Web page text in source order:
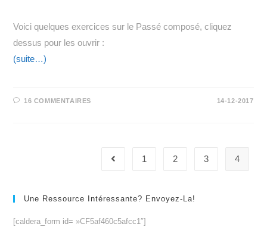
Voici quelques exercices sur le Passé composé, cliquez
dessus pour les ouvrir :
(suite…)
16 COMMENTAIRES 14-12-2017
Go to the previous page
1 2 3 4
Une Ressource Intéressante? Envoyez-La!
[caldera_form id= »CF5af460c5afcc1″]